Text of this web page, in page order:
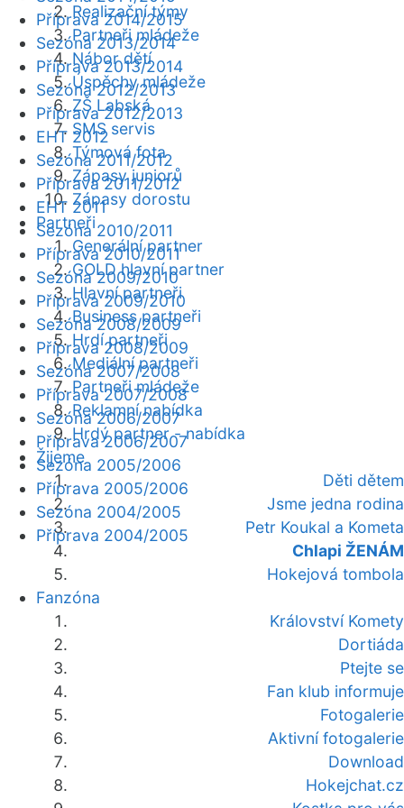
Realizační týmy
Partneři mládeže
Nábor dětí
Úspěchy mládeže
ZŠ Labská
SMS servis
Týmová fota
Zápasy juniorů
Zápasy dorostu
Partneři
Generální partner
GOLD hlavní partner
Hlavní partneři
Business partneři
Hrdí partneři
Mediální partneři
Partneři mládeže
Reklamní nabídka
Hrdý partner - nabídka
Žijeme
Děti dětem
Jsme jedna rodina
Petr Koukal a Kometa
Chlapi ŽENÁM
Hokejová tombola
Fanzóna
Království Komety
Dortiáda
Ptejte se
Fan klub informuje
Fotogalerie
Aktivní fotogalerie
Download
Hokejchat.cz
Příprava 2014/2015
Sezóna 2013/2014
Příprava 2013/2014
Sezóna 2012/2013
Příprava 2012/2013
EHT 2012
Sezóna 2011/2012
Příprava 2011/2012
EHT 2011
Sezóna 2010/2011
Příprava 2010/2011
Sezóna 2009/2010
Příprava 2009/2010
Sezóna 2008/2009
Příprava 2008/2009
Sezóna 2007/2008
Příprava 2007/2008
Sezóna 2006/2007
Příprava 2006/2007
Sezóna 2005/2006
Příprava 2005/2006
Sezóna 2004/2005
Příprava 2004/2005